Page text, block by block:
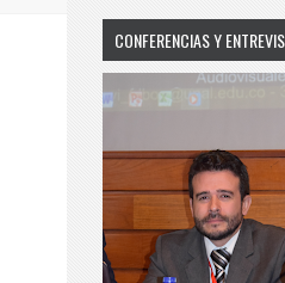
CONFERENCIAS Y